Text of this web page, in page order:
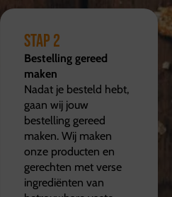
Stap 2
Bestelling gereed
maken
Nadat je besteld hebt,
gaan wij jouw
bestelling gereed
maken. Wij maken
onze producten en
gerechten met verse
ingrediënten van